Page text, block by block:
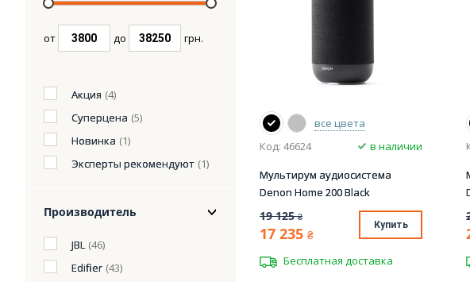
от до грн.
Акция (4)
Суперцена (5)
Новинка (1)
Эксперты рекомендуют (1)
Производитель
JBL (46)
Edifier (43)
все цвета
Код: 46624
в наличии
Мультирум аудиосистема
Denon Home 200 Black
19 125 ₴
17 235 ₴
Купить
Бесплатная доставка